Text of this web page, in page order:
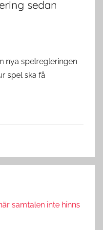
sedan
nya spelregleringen
spel ska få
samtalen inte hinns